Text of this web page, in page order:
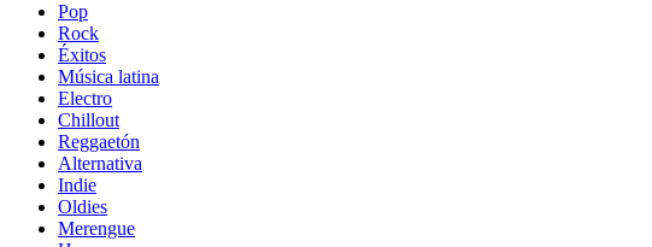
Pop
Rock
Éxitos
Música latina
Electro
Chillout
Reggaetón
Alternativa
Indie
Oldies
Merengue